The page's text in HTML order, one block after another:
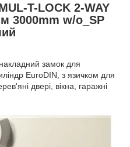
T-LOCK 2-WAY
3000mm w/o_SP
замок для
EuroDIN, з язичком для
двері, вікна, гаражні